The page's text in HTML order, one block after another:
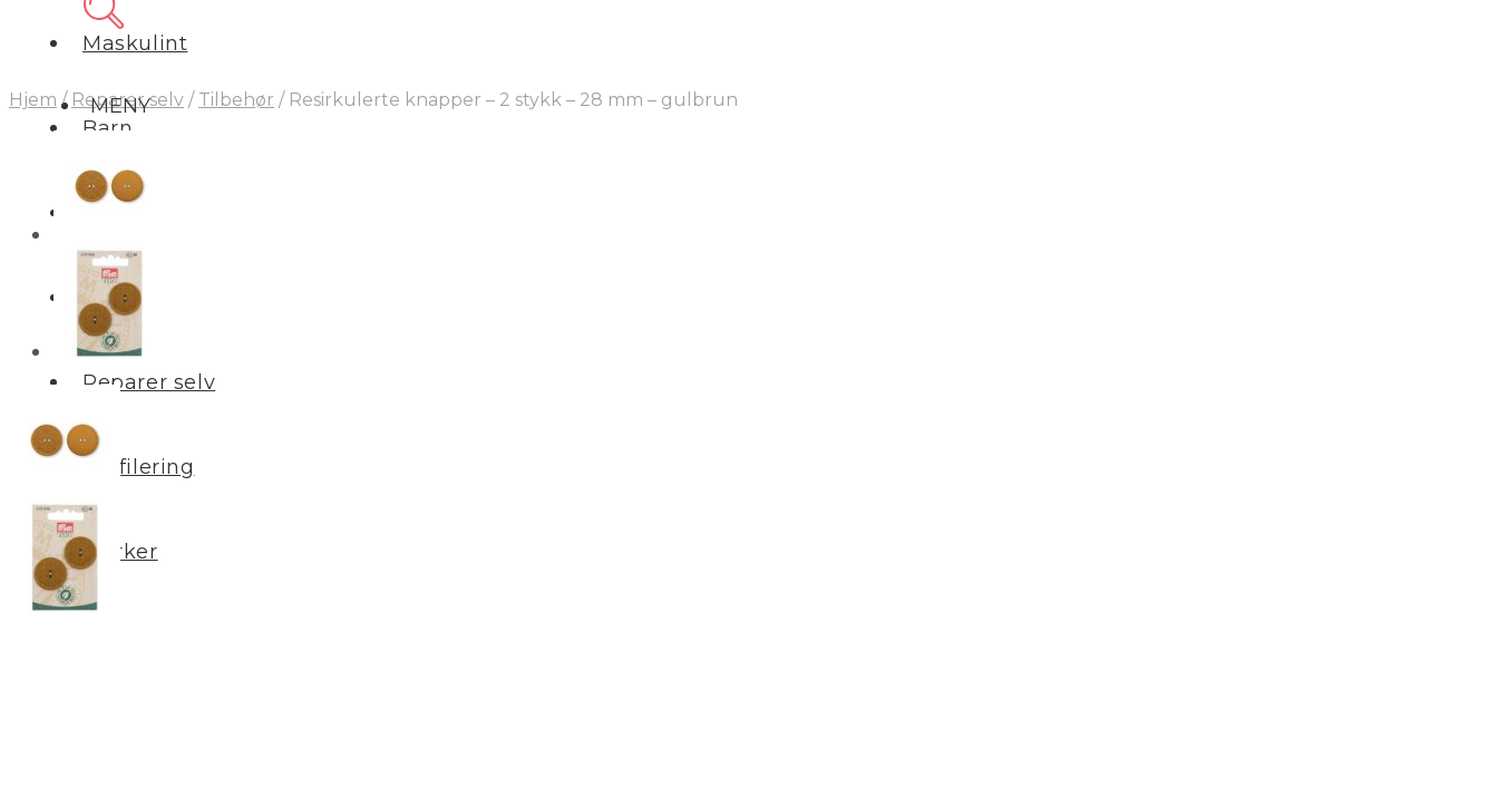
MENY
Maskulint
Barn
Salg
Reparer selv
Profilering
Merker
Hjem / Reparer selv / Tilbehør /Resirkulerte knapper – 2 stykk – 28 mm – gulbrun